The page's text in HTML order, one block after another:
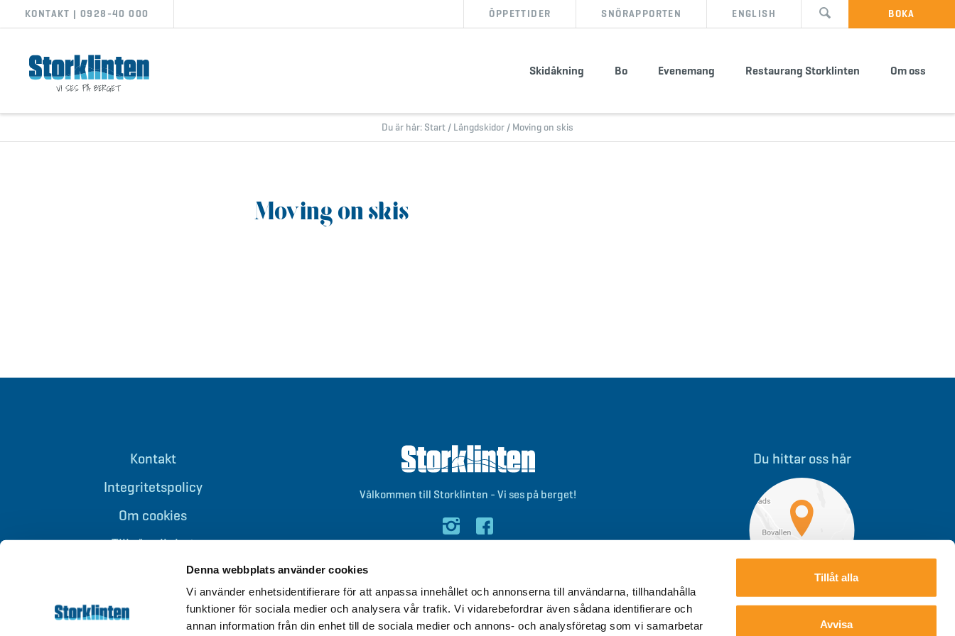
Denna webbplats använder cookies
Vi använder enhetsidentifierare för att anpassa innehållet och annonserna till användarna, tillhandahålla
funktioner för sociala medier och analysera vår trafik. Vi vidarebefordrar även sådana identifierare och
annan information från din enhet till de sociala medier och annons- och analysföretag som vi samarbetar
Tillåt alla
Avvisa
KONTAKT | 0928-40 000 ÖPPETTIDER SNÖRAPPORTEN ENGLISH BOKA
Skidåkning Bo Evenemang Restaurang Storklinten Om oss
Du är här: Start / Längdskidor / Moving on skis
Moving on skis
Kontakt
Integritetspolicy
Om cookies
Tillgänglighet
Välkommen till Storklinten - Vi ses på berget!
Du hittar oss här
Storklinten, Övre Svartlå